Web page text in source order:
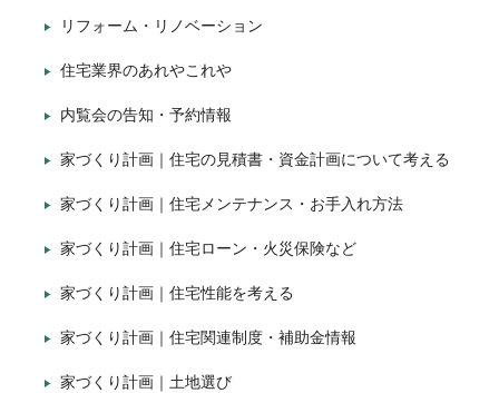
リフォーム・リノベーション
住宅業界のあれやこれや
内覧会の告知・予約情報
家づくり計画｜住宅の見積書・資金計画について考える
家づくり計画｜住宅メンテナンス・お手入れ方法
家づくり計画｜住宅ローン・火災保険など
家づくり計画｜住宅性能を考える
家づくり計画｜住宅関連制度・補助金情報
家づくり計画｜土地選び